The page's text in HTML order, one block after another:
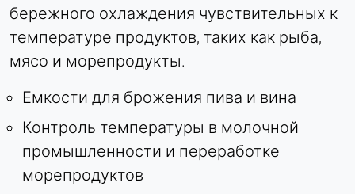
бережного охлаждения чувствительных к
температуре продуктов, таких как рыба,
мясо и морепродукты.
Емкости для брожения пива и вина
Контроль температуры в молочной
промышленности и переработке
морепродуктов